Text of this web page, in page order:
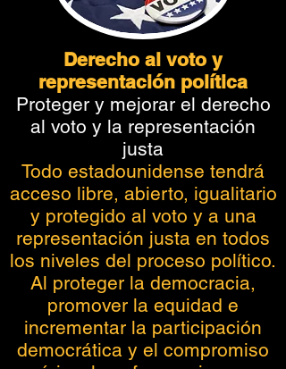
Derecho al voto y
representación política
Proteger y mejorar el derecho
al voto y la representación
justa
Todo estadounidense tendrá
acceso libre, abierto, igualitario
y protegido al voto y a una
representación justa en todos
los niveles del proceso político.
Al proteger la democracia,
promover la equidad e
incrementar la participación
democrática y el compromiso